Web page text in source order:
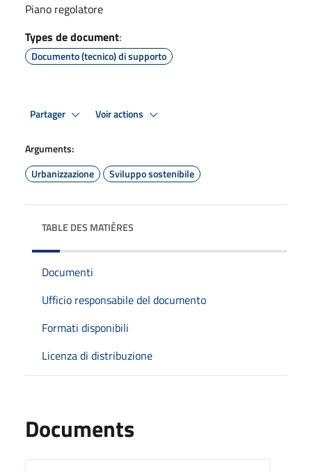
Piano regolatore
Types de document:
Documento (tecnico) di supporto
Partager Voir actions
Arguments:
Urbanizzazione
Sviluppo sostenibile
TABLE DES MATIÈRES
Documenti
Ufficio responsabile del documento
Formati disponibili
Licenza di distribuzione
Documents